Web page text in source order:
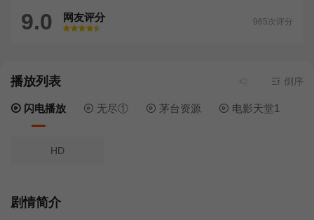
9.0 网友评分
很差
较差还行推荐力荐
965次评分
播放列表 当前资源来源
倒序
闪电播放 无尽① 茅台资源 电影天堂1
HD
剧情简介